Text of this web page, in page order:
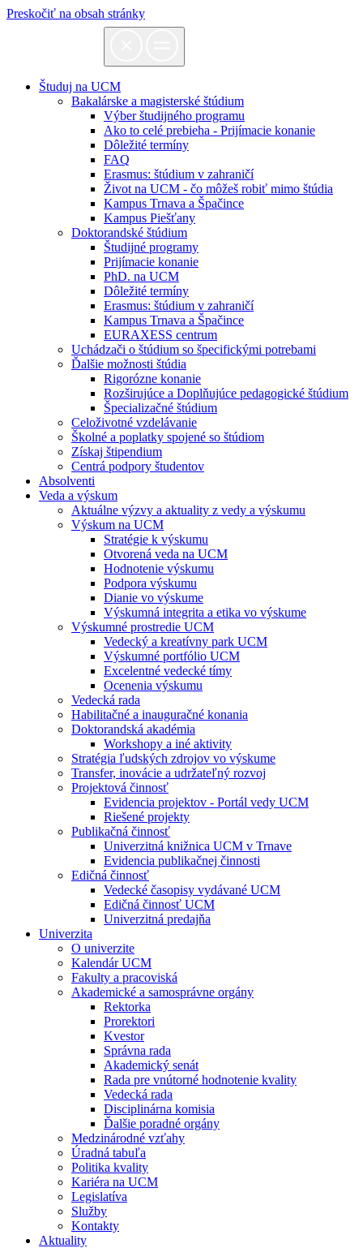
Preskočiť na obsah stránky
Študuj na UCM
Bakalárske a magisterské štúdium
Výber študijného programu
Ako to celé prebieha - Prijímacie konanie
Dôležité termíny
FAQ
Erasmus: štúdium v zahraničí
Život na UCM - čo môžeš robiť mimo štúdia
Kampus Trnava a Špačince
Kampus Piešťany
Doktorandské štúdium
Študijné programy
Prijímacie konanie
PhD. na UCM
Dôležité termíny
Erasmus: štúdium v zahraničí
Kampus Trnava a Špačince
EURAXESS centrum
Uchádzači o štúdium so špecifickými potrebami
Ďalšie možnosti štúdia
Rigorózne konanie
Rozširujúce a Doplňujúce pedagogické štúdium
Špecializačné štúdium
Celoživotné vzdelávanie
Školné a poplatky spojené so štúdiom
Získaj štipendium
Centrá podpory študentov
Absolventi
Veda a výskum
Aktuálne výzvy a aktuality z vedy a výskumu
Výskum na UCM
Stratégie k výskumu
Otvorená veda na UCM
Hodnotenie výskumu
Podpora výskumu
Dianie vo výskume
Výskumná integrita a etika vo výskume
Výskumné prostredie UCM
Vedecký a kreatívny park UCM
Výskumné portfólio UCM
Excelentné vedecké tímy
Ocenenia výskumu
Vedecká rada
Habilitačné a inauguračné konania
Doktorandská akadémia
Workshopy a iné aktivity
Stratégia ľudských zdrojov vo výskume
Transfer, inovácie a udržateľný rozvoj
Projektová činnosť
Evidencia projektov - Portál vedy UCM
Riešené projekty
Publikačná činnosť
Univerzitná knižnica UCM v Trnave
Evidencia publikačnej činnosti
Edičná činnosť
Vedecké časopisy vydávané UCM
Edičná činnosť UCM
Univerzitná predajňa
Univerzita
O univerzite
Kalendár UCM
Fakulty a pracoviská
Akademické a samosprávne orgány
Rektorka
Prorektori
Kvestor
Správna rada
Akademický senát
Rada pre vnútorné hodnotenie kvality
Vedecká rada
Disciplinárna komisia
Ďalšie poradné orgány
Medzinárodné vzťahy
Úradná tabuľa
Politika kvality
Kariéra na UCM
Legislatíva
Služby
Kontakty
Aktuality